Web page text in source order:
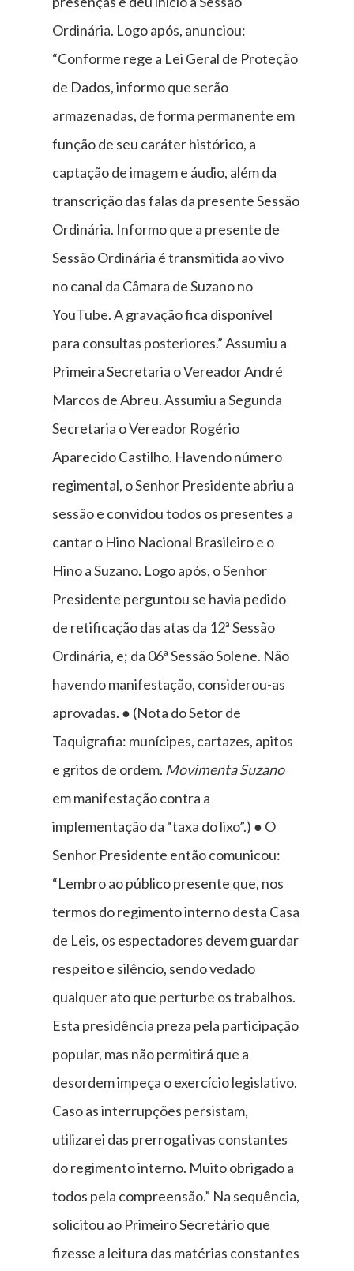
Ordinária. Logo após, anunciou:
“Conforme rege a Lei Geral de Proteção
de Dados, informo que serão
armazenadas, de forma permanente em
função de seu caráter histórico, a
captação de imagem e áudio, além da
transcrição das falas da presente Sessão
Ordinária. Informo que a presente de
Sessão Ordinária é transmitida ao vivo
no canal da Câmara de Suzano no
YouTube. A gravação fica disponível
para consultas posteriores.” Assumiu a
Primeira Secretaria o Vereador André
Marcos de Abreu. Assumiu a Segunda
Secretaria o Vereador Rogério
Aparecido Castilho. Havendo número
regimental, o Senhor Presidente abriu a
sessão e convidou todos os presentes a
cantar o Hino Nacional Brasileiro e o
Hino a Suzano. Logo após, o Senhor
Presidente perguntou se havia pedido
de retificação das atas da 12ª Sessão
Ordinária, e; da 06ª Sessão Solene. Não
havendo manifestação, considerou-as
aprovadas. ● (Nota do Setor de
Taquigrafia: munícipes, cartazes, apitos
e gritos de ordem. Movimenta Suzano
em manifestação contra a
implementação da “taxa do lixo”.) ● O
Senhor Presidente então comunicou:
“Lembro ao público presente que, nos
termos do regimento interno desta Casa
de Leis, os espectadores devem guardar
respeito e silêncio, sendo vedado
qualquer ato que perturbe os trabalhos.
Esta presidência preza pela participação
popular, mas não permitirá que a
desordem impeça o exercício legislativo.
Caso as interrupções persistam,
utilizarei das prerrogativas constantes
do regimento interno. Muito obrigado a
todos pela compreensão.” Na sequência,
solicitou ao Primeiro Secretário que
fizesse a leitura das matérias constantes